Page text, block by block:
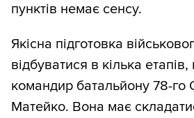
пунктів немає сенсу.
Якісна підготовка
відбуватися в кілька
командир батальйону 78-
Матейко. Вона має